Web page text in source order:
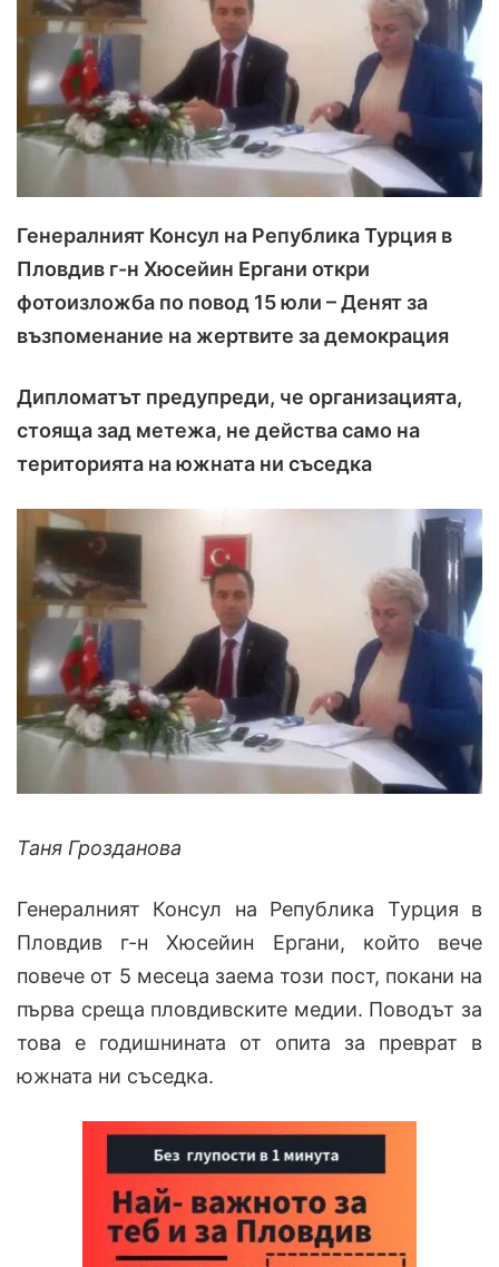
n
e
m
i
l
Генералният Консул на Република Турция в
Пловдив г-н Хюсейин Ергани откри
фотоизложба по повод 15 юли – Денят за
възпоменание на жертвите за демокрация
Дипломатът предупреди, че организацията,
стояща зад метежа, не действа само на
територията на южната ни съседка
Таня Грозданова
Генералният Консул на Република Турция в
Пловдив г-н Хюсейин Ергани, който вече
повече от 5 месеца заема този пост, покани на
първа среща пловдивските медии. Поводът за
това е годишнината от опита за преврат в
южната ни съседка.